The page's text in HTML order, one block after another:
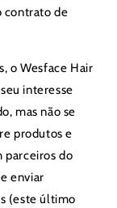
contrato de
o Wesface Hair
interesse
mas não se
produtos e
parceiros do
enviar
(este último